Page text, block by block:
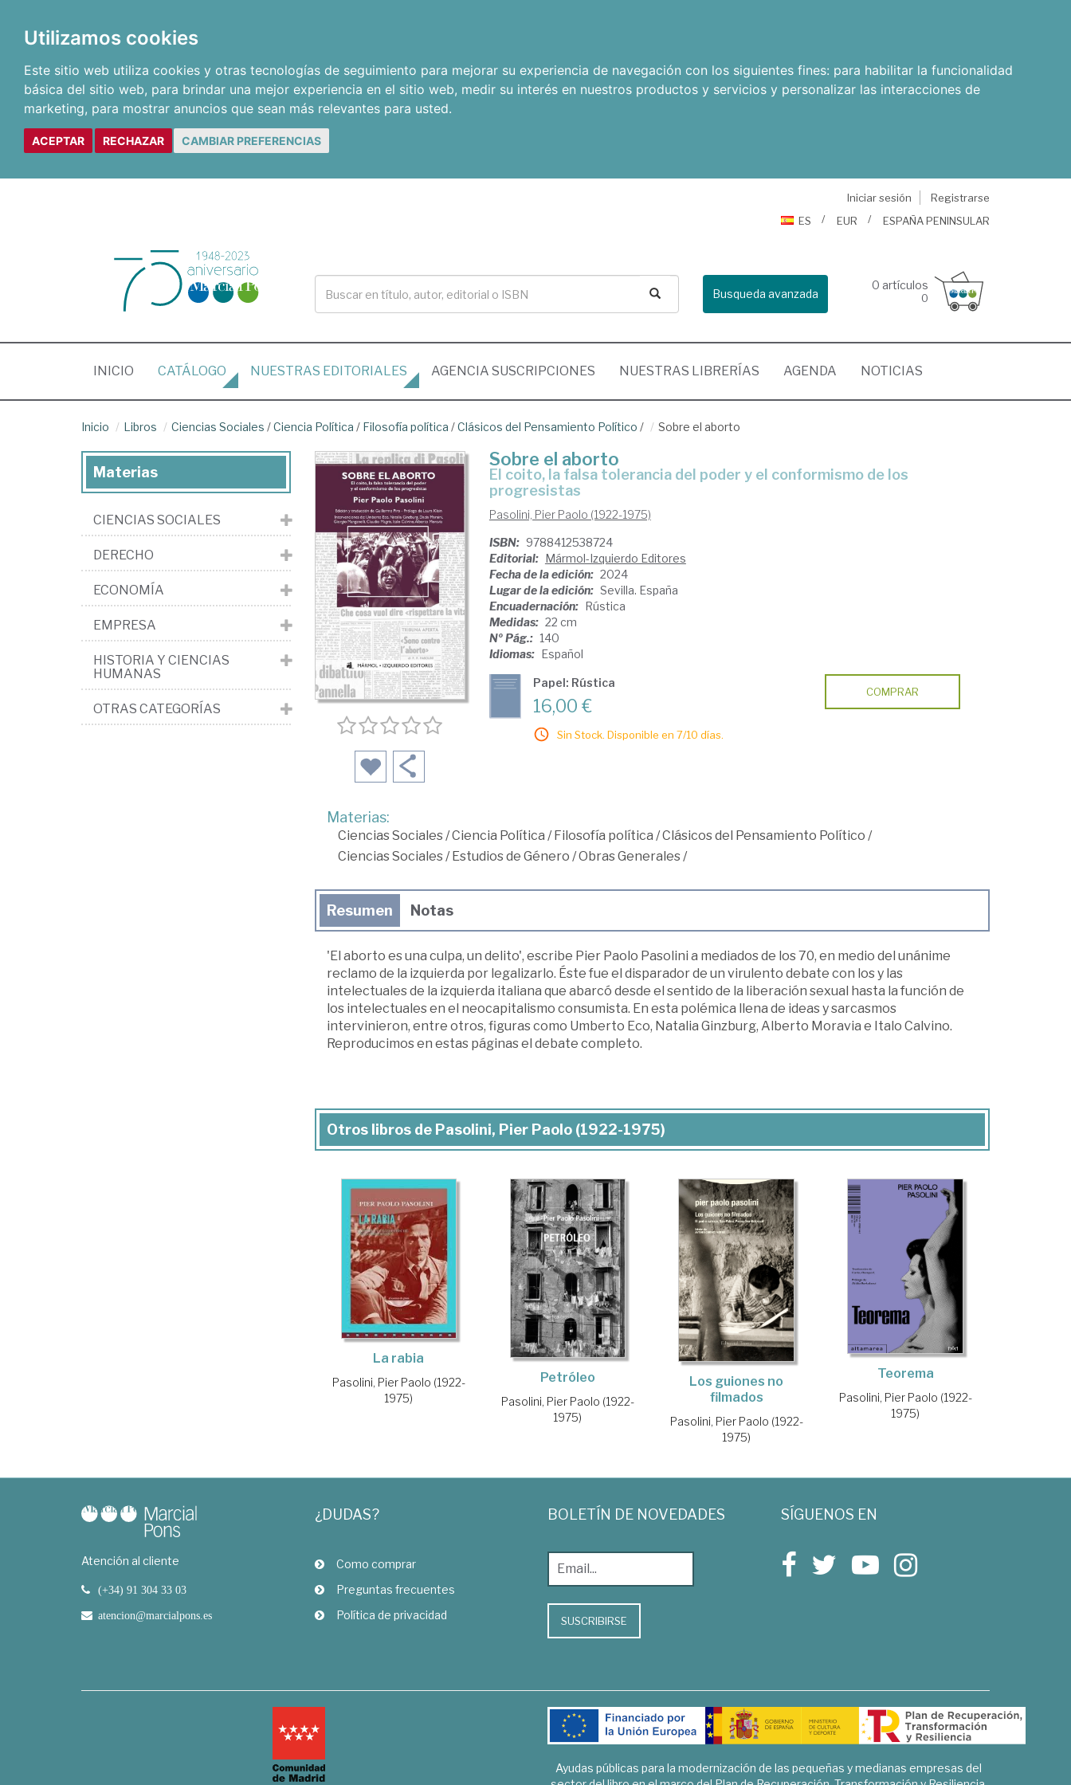
Utilizamos cookies
Este sitio web utiliza cookies y otras tecnologías de seguimiento para mejorar su experiencia de navegación con los siguientes fines: para habilitar la funcionalidad
básica del sitio web, para brindar una mejor experiencia en el sitio web, medir su interés en nuestros productos y servicios y personalizar las interacciones de
marketing, para mostrar anuncios que sean más relevantes para usted.
ACEPTAR RECHAZAR CAMBIAR PREFERENCIAS
Iniciar sesión
Registrarse
ES
EUR ESPAÑA PENINSULAR
Busqueda avanzada
0 artículos
0
INICIO (CURRENT)
CATÁLOGO NUESTRAS EDITORIALES AGENCIA SUSCRIPCIONES NUESTRAS LIBRERÍAS AGENDA NOTICIAS
Inicio Libros Ciencias Sociales /Ciencia Política / Filosofía política /Clásicos del Pensamiento Político / Sobre el aborto
Sobre el aborto
el coito, la falsa tolerancia del poder y el conformismo de los
progresistas
Pasolini, Pier Paolo (1922-1975)
ISBN: 9788412538724
Editorial: Mármol-Izquierdo Editores
Fecha de la edición: 2024
Lugar de la edición: Sevilla. España
Encuadernación: Rústica
Medidas: 22 cm
Nº Pág.: 140
Idiomas: Español
Papel: Rústica
16,00 €
Sin Stock. Disponible en 7/10 días.
COMPRAR
Materias:
Ciencias Sociales/Ciencia Política / Filosofía política /Clásicos del Pensamiento Político /
Ciencias Sociales/ Estudios de Género /Obras Generales/
Resumen Notas
'El aborto es una culpa, un delito', escribe Pier Paolo Pasolini a mediados de los 70, en medio del unánime
reclamo de la izquierda por legalizarlo. Éste fue el disparador de un virulento debate con los y las
intelectuales de la izquierda italiana que abarcó desde el sentido de la liberación sexual hasta la función de
los intelectuales en el neocapitalismo consumista. En esta polémica llena de ideas y sarcasmos
intervinieron, entre otros, figuras como Umberto Eco, Natalia Ginzburg, Alberto Moravia e Italo Calvino.
Reproducimos en estas páginas el debate completo.
Otros libros de Pasolini, Pier Paolo (1922-1975)
La rabia
Pasolini, Pier Paolo (1922-
1975)
Petróleo
Pasolini, Pier Paolo (1922-
1975)
Los guiones no
filmados
Pasolini, Pier Paolo (1922-
1975)
Teorema
Pasolini, Pier Paolo (1922-
1975)
Materias
CIENCIAS SOCIALES
DERECHO
ECONOMÍA
EMPRESA
HISTORIA Y CIENCIAS
HUMANAS
OTRAS CATEGORÍAS
Atención al cliente
(+34) 91 304 33 03
atencion@marcialpons.es
¿DUDAS?
Como comprar
Preguntas frecuentes
Política de privacidad
BOLETÍN DE NOVEDADES
SUSCRIBIRSE
SÍGUENOS EN
Ayudas públicas para la modernización de las pequeñas y medianas empresas del